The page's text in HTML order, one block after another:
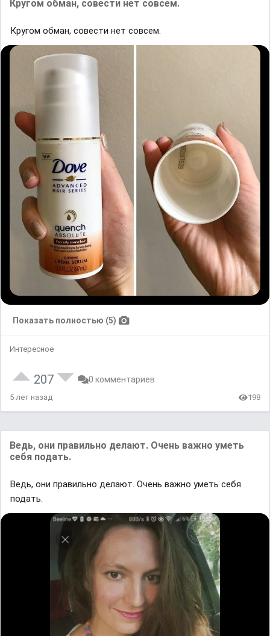
Кругом обман, совести нет совсем.
Кругом обман, совести нет совсем.
Показать полностью (5)
Интересное
207 0 комментариев
5 лет назад 198
Ведь, они правильно делают. Очень важно уметь
себя подать.
Ведь, они правильно делают. Очень важно уметь себя
подать.